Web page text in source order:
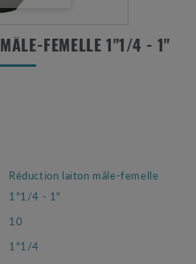
FEMELLE 1"1/4 - 1"
Réduction laiton mâle-femelle
1"1/4 - 1"
10
1"1/4